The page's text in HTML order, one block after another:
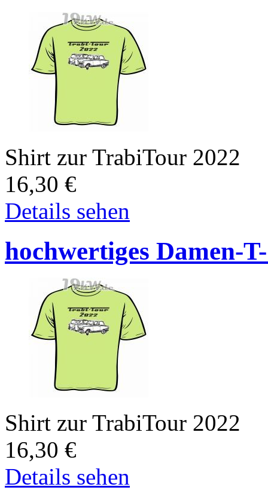
Shirt zur TrabiTour 2022
16,30 €
Details sehen
hochwertiges Damen-
Shirt zur TrabiTour 2022
16,30 €
Details sehen